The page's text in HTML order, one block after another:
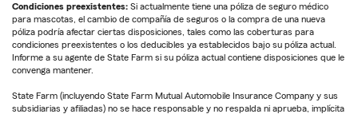
Condiciones preexistentes: Si actualmente tiene una póliza de seguro médico
para mascotas, el cambio de compañía de seguros o la compra de una nueva
póliza podría afectar ciertas disposiciones, tales como las coberturas para
condiciones preexistentes o los deducibles ya establecidos bajo su póliza actual.
Informe a su agente de State Farm si su póliza actual contiene disposiciones que le
convenga mantener.
State Farm (incluyendo State Farm Mutual Automobile Insurance Company y sus
subsidiarias y afiliadas) no se hace responsable y no respalda ni aprueba, implícita